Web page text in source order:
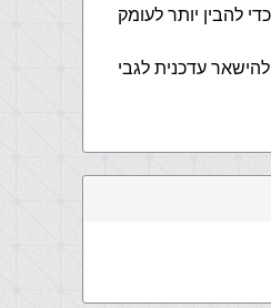
להבין יותר לעומק
עדכנית לגבי